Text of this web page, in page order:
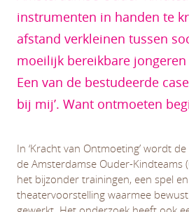
instrumenten in handen te
afstand verkleinen tussen
moeilijk bereikbare
Een van de bestudeerde
bij mij’. Want ontmoeten
In ‘Kracht van Ontmoeting’ wordt
de Amsterdamse Ouder-Kindteams
het bijzonder trainingen, een spel
theatervoorstelling waarmee